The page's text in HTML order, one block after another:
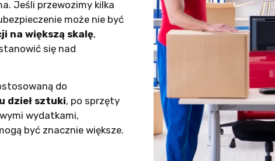
Jeśli przewozimy kilka
może nie być
na większą skalę,
się nad
do
dzieł sztuki, po sprzęty
wydatkami,
być znacznie większe.